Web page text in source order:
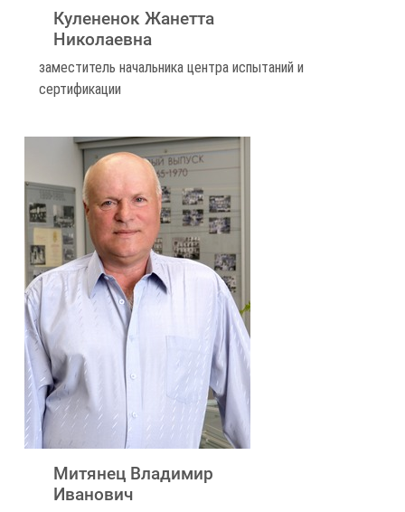
Кулененок Жанетта
Николаевна
заместитель начальника центра испытаний и
сертификации
Митянец Владимир
Иванович